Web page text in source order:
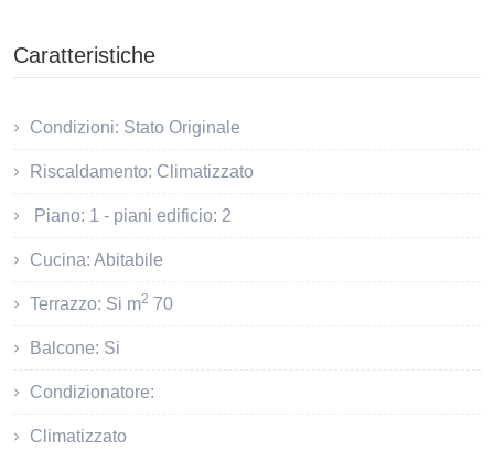
Caratteristiche
Condizioni: Stato Originale
Riscaldamento: Climatizzato
Piano: 1 - piani edificio: 2
Cucina: Abitabile
Terrazzo: Si m2 70
Balcone: Si
Condizionatore:
Climatizzato